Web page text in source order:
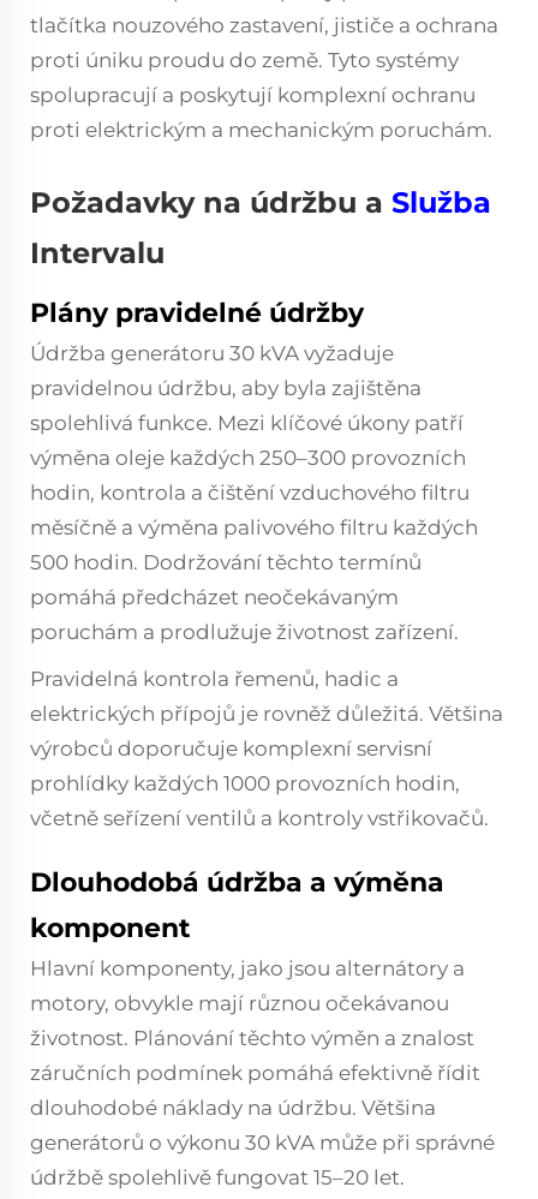
tlačítka nouzového zastavení, jističe a ochrana
proti úniku proudu do země. Tyto systémy
spolupracují a poskytují komplexní ochranu
proti elektrickým a mechanickým poruchám.
Požadavky na údržbu a Služba
Intervalu
Plány pravidelné údržby
Údržba generátoru 30 kVA vyžaduje
pravidelnou údržbu, aby byla zajištěna
spolehlivá funkce. Mezi klíčové úkony patří
výměna oleje každých 250–300 provozních
hodin, kontrola a čištění vzduchového filtru
měsíčně a výměna palivového filtru každých
500 hodin. Dodržování těchto termínů
pomáhá předcházet neočekávaným
poruchám a prodlužuje životnost zařízení.
Pravidelná kontrola řemenů, hadic a
elektrických přípojů je rovněž důležitá. Většina
výrobců doporučuje komplexní servisní
prohlídky každých 1000 provozních hodin,
včetně seřízení ventilů a kontroly vstřikovačů.
Dlouhodobá údržba a výměna
komponent
Hlavní komponenty, jako jsou alternátory a
motory, obvykle mají různou očekávanou
životnost. Plánování těchto výměn a znalost
záručních podmínek pomáhá efektivně řídit
dlouhodobé náklady na údržbu. Většina
generátorů o výkonu 30 kVA může při správné
údržbě spolehlivě fungovat 15–20 let.